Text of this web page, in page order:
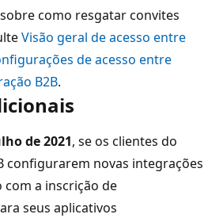
como resgatar convites
Visão geral de acesso entre
de acesso entre
B2B.
de 2021, se os clientes do
configurarem novas integrações
a inscrição de
seus aplicativos